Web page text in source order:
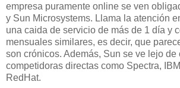
empresa puramente online se ven
y Sun Microsystems. Llama la atención
una caida de servicio de más de 1 día y
mensuales similares, es decir, que
son crónicos. Además, Sun se ve lejo de
competidoras directas como Spectra,
RedHat.